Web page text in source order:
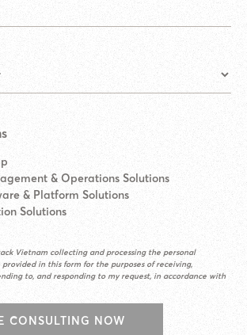
& Operations Solutions
& Platform Solutions
Solutions
Vietnam collecting and processing the personal
in this form for the purposes of receiving,
to, and responding to my request, in accordance with
CONSULTING NOW